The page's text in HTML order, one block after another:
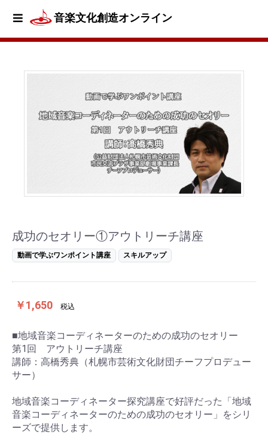
音楽文化創造オンライン
成功のセオリー①アウトリーチ講座
動画で学ぶワンポイント講座 スキルアップ
￥1,650 税込
■地域音楽コーディネーターのための成功のセオリー
第1回 アウトリーチ講座
講師：高橋秀典（札幌市芸術文化財団チーフプロデュー
サー）
地域音楽コーディネーター探究講座で好評だった「地域
音楽コーディネーターのための成功のセオリー」をシリ
ーズで提供します。